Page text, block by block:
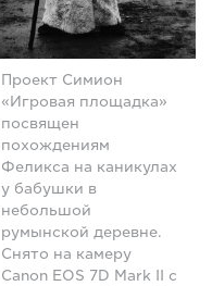
Проект Симион
«Игровая площадка»
посвящен
похождениям
Феликса на каникулах
у бабушки в
небольшой
румынской деревне.
Снято на камеру
Canon EOS 7D Mark II с